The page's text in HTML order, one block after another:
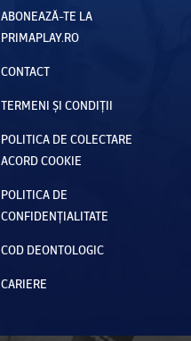
ABONEAZĂ-TE LA
PRIMAPLAY.RO
CONTACT
TERMENI ȘI CONDIȚII
POLITICA DE COLECTARE
ACORD COOKIE
POLITICA DE
CONFIDENȚIALITATE
COD DEONTOLOGIC
CARIERE